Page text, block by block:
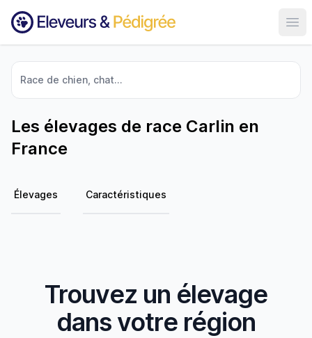
Race de chien, chat...
Les élevages de race Carlin en
France
Élevages Caractéristiques
Trouvez un élevage
dans votre région